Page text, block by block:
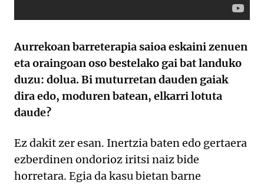
Aurrekoan barreterapia saioa eskaini zenuen
eta oraingoan oso bestelako gai bat landuko
duzu: dolua. Bi muturretan dauden gaiak
dira edo, moduren batean, elkarri lotuta
daude?
Ez dakit zer esan. Inertzia baten edo gertaera
ezberdinen ondorioz iritsi naiz bide
horretara. Egia da kasu bietan barne